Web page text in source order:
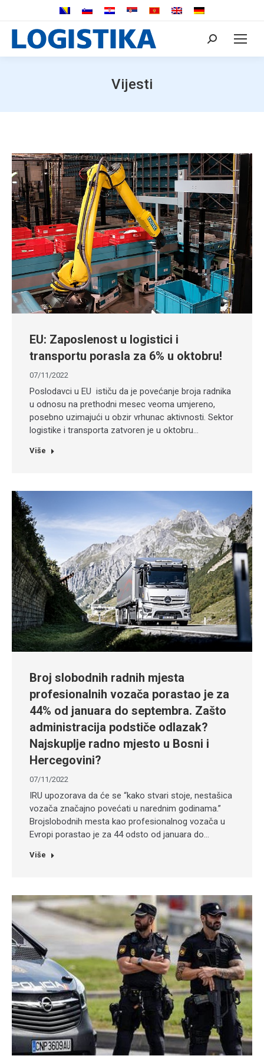
Search:
Vijesti
EU: Zaposlenost u logistici i
transportu porasla za 6% u oktobru!
07/11/2022
Poslodavci u EU ističu da je povećanje broja radnika
u odnosu na prethodni mesec veoma umjereno,
posebno uzimajući u obzir vrhunac aktivnosti. Sektor
logistike i transporta zatvoren je u oktobru…
Više
Broj slobodnih radnih mjesta
profesionalnih vozača porastao je za
44% od januara do septembra. Zašto
administracija podstiče odlazak?
Najskuplje radno mjesto u Bosni i
Hercegovini?
07/11/2022
IRU upozorava da će se “kako stvari stoje, nestašica
vozača značajno povećati u narednim godinama.”
Brojslobodnih mesta kao profesionalnog vozača u
Evropi porastao je za 44 odsto od januara do…
Više